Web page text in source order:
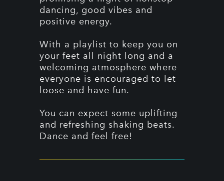
dancing, good vibes and
positive energy.
With a playlist to keep you on
your feet all night long and a
welcoming atmosphere where
everyone is encouraged to let
loose and have fun.
You can expect some uplifting
and refreshing shaking beats.
Dance and feel free!